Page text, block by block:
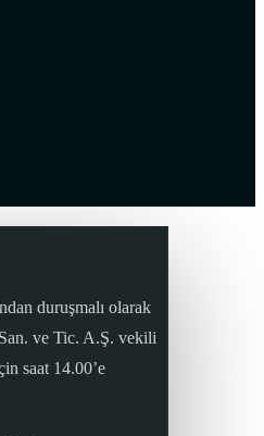
duruşmalı olarak
ve Tic. A.Ş. vekili
saat 14.00’e